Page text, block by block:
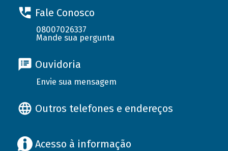
Fale Conosco
08007026337
Mande sua pergunta
Ouvidoria
Envie sua mensagem
Outros telefones e endereços
Acesso à informação